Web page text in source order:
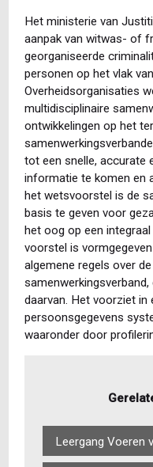
Het ministerie van
aanpak van witwas- of
georganiseerde
personen op het vlak
Overheidsorganisaties
multidisciplinaire
ontwikkelingen op het
tot een snelle, accurate
informatie te komen en
het wetsvoorstel is de
basis te geven voor
het oog op een
voorstel is
algemene regels over
daarvan. Het voorziet in
persoonsgegevens
waaronder door